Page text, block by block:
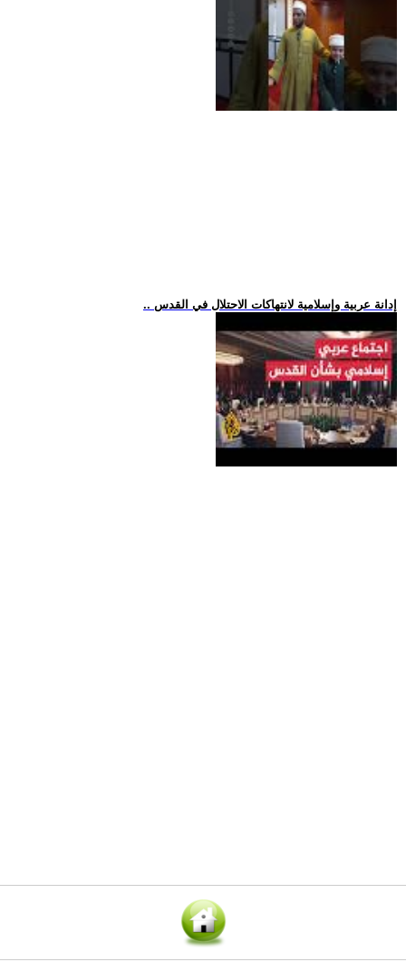
.. إدانة عربية وإسلامية لانتهاكات الاحتلال في القدس